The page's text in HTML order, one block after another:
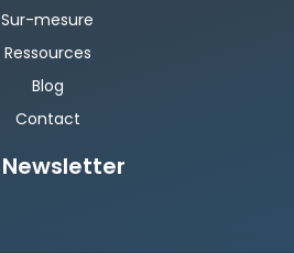
Sur-mesure
Ressources
Blog
Contact
Newsletter